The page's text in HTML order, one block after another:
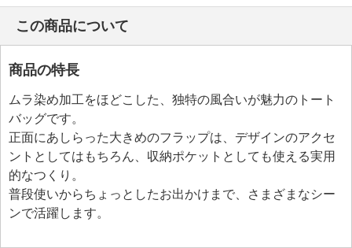
この商品について
商品の特長
ムラ染め加工をほどこした、独特の風合いが魅力のトート
バッグです。
正面にあしらった大きめのフラップは、デザインのアクセ
ントとしてはもちろん、収納ポケットとしても使える実用
的なつくり。
普段使いからちょっとしたお出かけまで、さまざまなシー
ンで活躍します。